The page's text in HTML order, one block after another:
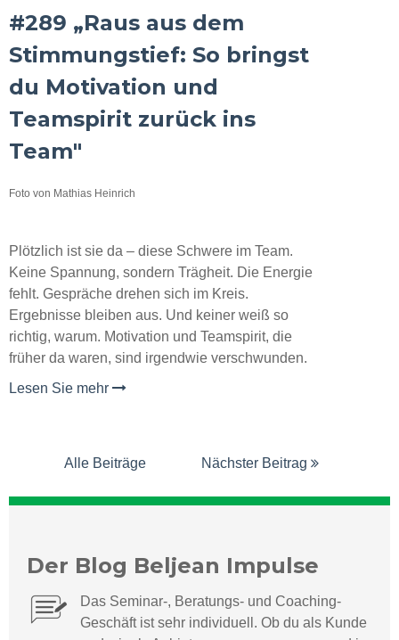
#289 „Raus aus dem
Stimmungstief: So bringst
du Motivation und
Teamspirit zurück ins
Team"
Foto von Mathias Heinrich
Plötzlich ist sie da – diese Schwere im Team.
Keine Spannung, sondern Trägheit. Die Energie
fehlt. Gespräche drehen sich im Kreis.
Ergebnisse bleiben aus. Und keiner weiß so
richtig, warum. Motivation und Teamspirit, die
früher da waren, sind irgendwie verschwunden.
Lesen Sie mehr
Alle Beiträge Nächster Beitrag
Der Blog Beljean Impulse
Das Seminar-, Beratungs- und Coaching-
Geschäft ist sehr individuell. Ob du als Kunde